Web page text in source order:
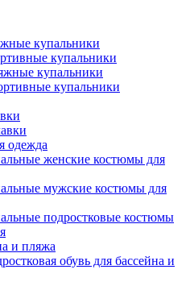
купальники
купальники
купальники
купальники
одежда
женские костюмы для
мужские костюмы для
подростковые костюмы
и пляжа
обувь для бассейна и